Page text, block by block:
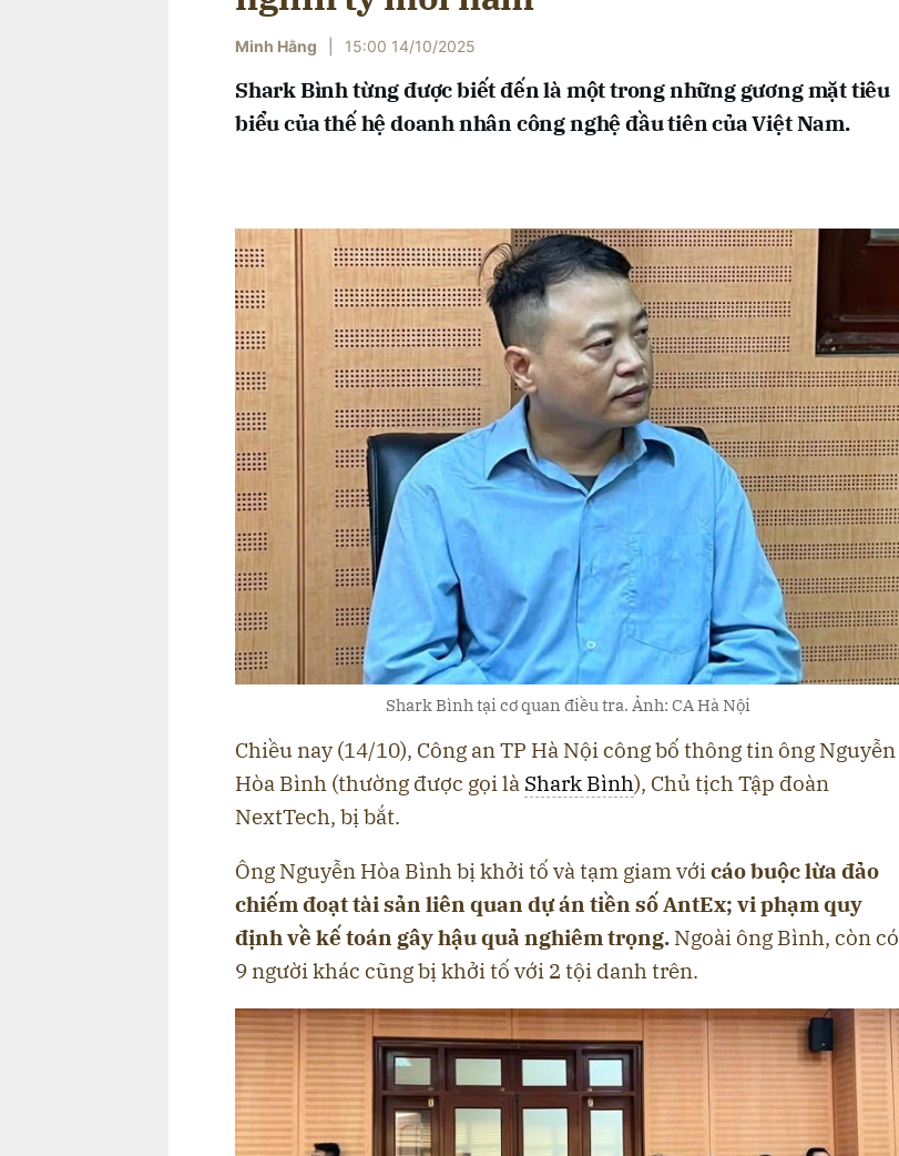
Minh Hằng 15:00 14/10/2025
Shark Bình từng được biết đến là một trong những gương mặt tiêu
biểu của thế hệ doanh nhân công nghệ đầu tiên của Việt Nam.
Shark Bình tại cơ quan điều tra. Ảnh: CA Hà Nội
Chiều nay (14/10), Công an TP Hà Nội công bố thông tin ông Nguyễn
Hòa Bình (thường được gọi là Shark Bình), Chủ tịch Tập đoàn
NextTech, bị bắt.
Ông Nguyễn Hòa Bình bị khởi tố và tạm giam vớicáo buộc lừa đảo
chiếm đoạt tài sản liên quan dự án tiền số AntEx; vi phạm quy
định về kế toán gây hậu quả nghiêm trọng. Ngoài ông Bình, còn có
9 người khác cũng bị khởi tố với 2 tội danh trên.